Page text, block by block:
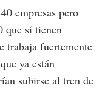
empresas pero
que sí tienen
trabaja fuertemente
ya están
subirse al tren de